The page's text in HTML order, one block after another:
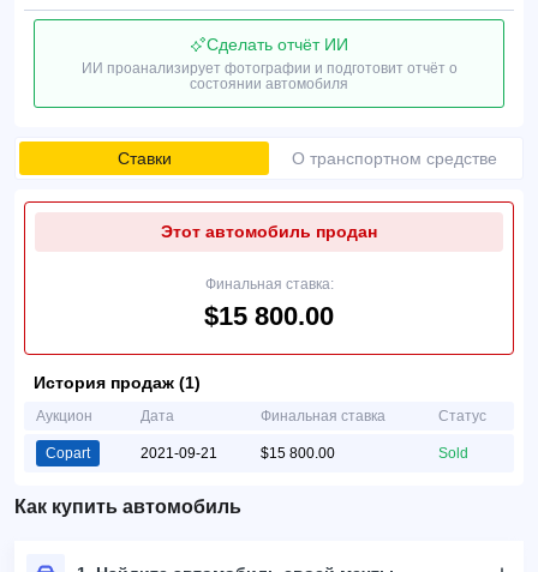
Сделать отчёт ИИ
ИИ проанализирует фотографии и подготовит отчёт о
состоянии автомобиля
Ставки О транспортном средстве
Этот автомобиль продан
Финальная ставка:
$15 800.00
История продаж (1)
Аукцион Дата Финальная ставка Статус
Copart 2021-09-21 $15 800.00 Sold
Как купить автомобиль